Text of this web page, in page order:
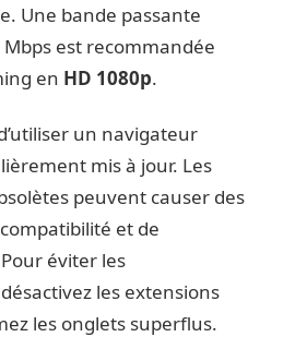
Une bande passante
est recommandée
en HD 1080p.
un navigateur
mis à jour. Les
peuvent causer des
et de
éviter les
les extensions
les onglets superflus.